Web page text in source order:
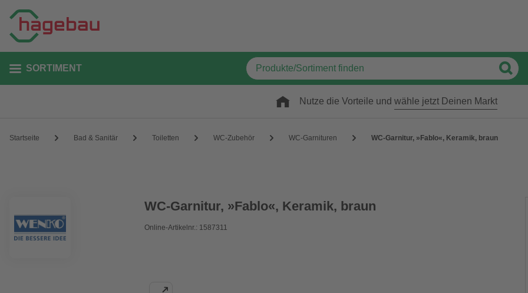
SORTIMENT
Nutze die Vorteile und wähle jetzt Deinen Markt
Startseite Bad & Sanitär Toiletten WC-Zubehör WC-Garnituren WC-Garnitur, »Fablo«, Keramik, braun
WC-Garnitur, »Fablo«, Keramik, braun
Online-Artikelnr.: 1587311